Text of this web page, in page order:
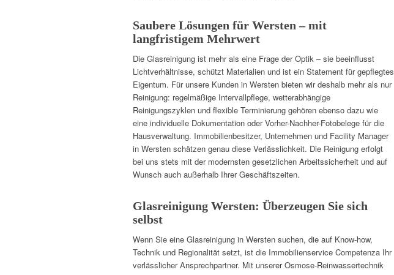
Saubere Lösungen für Wersten – mit
langfristigem Mehrwert
Die Glasreinigung ist mehr als eine Frage der Optik – sie beeinflusst
Lichtverhältnisse, schützt Materialien und ist ein Statement für gepflegtes
Eigentum. Für unsere Kunden in Wersten bieten wir deshalb mehr als nur
Reinigung: regelmäßige Intervallpflege, wetterabhängige
Reinigungszyklen und flexible Terminierung gehören ebenso dazu wie
eine individuelle Dokumentation oder Vorher-Nachher-Fotobelege für die
Hausverwaltung. Immobilienbesitzer, Unternehmen und Facility Manager
in Wersten schätzen genau diese Verlässlichkeit. Die Reinigung erfolgt
bei uns stets mit der modernsten gesetzlichen Arbeitssicherheit und auf
Wunsch auch außerhalb Ihrer Geschäftszeiten.
Glasreinigung Wersten: Überzeugen Sie sich
selbst
Wenn Sie eine Glasreinigung in Wersten suchen, die auf Know-how,
Technik und Regionalität setzt, ist die Immobilienservice Competenza Ihr
verlässlicher Ansprechpartner. Mit unserer Osmose-Reinwassertechnik